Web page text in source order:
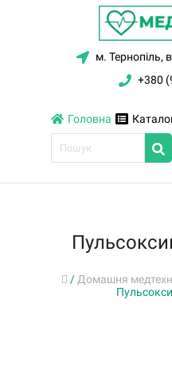
м. Тернопіль,
+380
Головна
/ Домашня